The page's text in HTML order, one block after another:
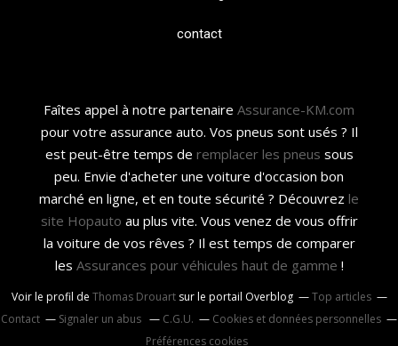
contact
Faîtes appel à notre partenaire Assurance-KM.com
pour votre assurance auto. Vos pneus sont usés ? Il
est peut-être temps de remplacer les pneus sous
peu. Envie d'acheter une voiture d'occasion bon
marché en ligne, et en toute sécurité ? Découvrez le
site Hopauto au plus vite. Vous venez de vous offrir
la voiture de vos rêves ? Il est temps de comparer
les Assurances pour véhicules haut de gamme !
Voir le profil de Thomas Drouartsur le portail Overblog
Top articles
Contact
Signaler un abus C.G.U.
Cookies et données personnelles
Préférences cookies